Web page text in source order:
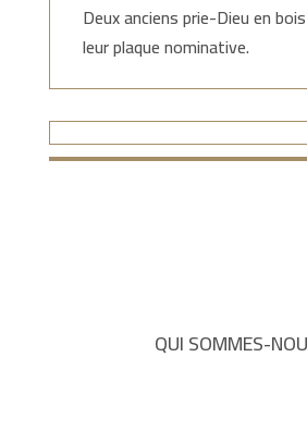
Deux anciens prie-Dieu en
leur plaque nominative.
QUI SOMMES-